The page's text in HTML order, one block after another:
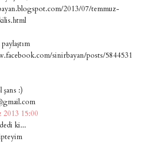
2013/07/temmuz-
sinirbayan/posts/5844531
şans :)
2013 15:00
dedi ki...